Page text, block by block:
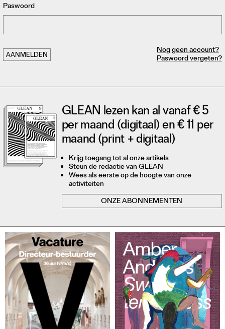
Paswoord
Nog geen account?
Paswoord vergeten?
GLEAN lezen kan al vanaf € 5
per maand (digitaal) en € 11 per
maand (print + digitaal)
Krijg toegang tot al onze artikels
Steun de redactie van GLEAN
Wees als eerste op de hoogte van onze
activiteiten
ONZE ABONNEMENTEN